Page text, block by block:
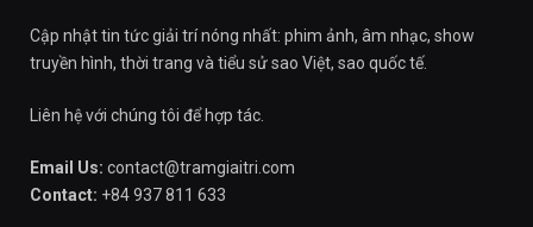
Cập nhật tin tức giải trí nóng nhất: phim ảnh, âm nhạc, show
truyền hình, thời trang và tiểu sử sao Việt, sao quốc tế.
Liên hệ với chúng tôi để hợp tác.
Email Us: contact@tramgiaitri.com
Contact: +84 937 811 633